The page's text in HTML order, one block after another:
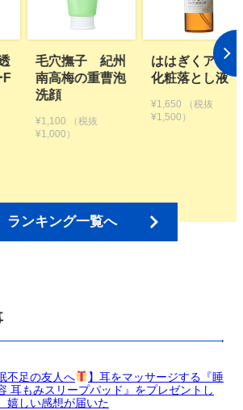
ははぎくアロマ
化粧落とし液
¥1,650
¥1,500）
植物生まれのオ
レンジ地肌シャ
え用【2個セッ
ランキング一覧へ
不足の友人へ
】耳をマッサージする『睡
耳もみスリープパッド』をプレゼントし
嬉しい感想が届いた